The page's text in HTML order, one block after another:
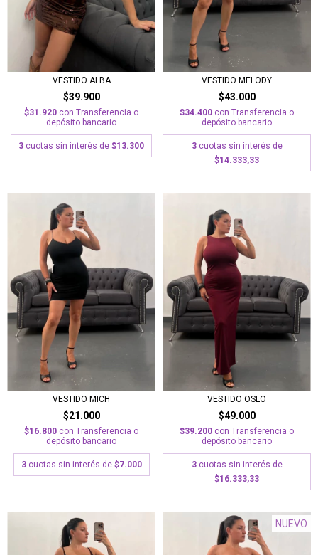
VESTIDO ALBA
$39.900
$31.920 con Transferencia o
depósito bancario
3 cuotas sin interés de $13.300
VESTIDO MELODY
$43.000
$34.400 con Transferencia o
depósito bancario
3 cuotas sin interés de
$14.333,33
VESTIDO MICH
$21.000
$16.800 con Transferencia o
depósito bancario
3 cuotas sin interés de $7.000
VESTIDO OSLO
$49.000
$39.200 con Transferencia o
depósito bancario
3 cuotas sin interés de
$16.333,33
NUEVO